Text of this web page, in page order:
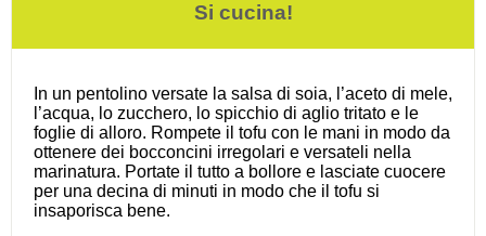
Si cucina!
In un pentolino versate la salsa di soia, l’aceto di mele,
l’acqua, lo zucchero, lo spicchio di aglio tritato e le
foglie di alloro. Rompete il tofu con le mani in modo da
ottenere dei bocconcini irregolari e versateli nella
marinatura. Portate il tutto a bollore e lasciate cuocere
per una decina di minuti in modo che il tofu si
insaporisca bene.